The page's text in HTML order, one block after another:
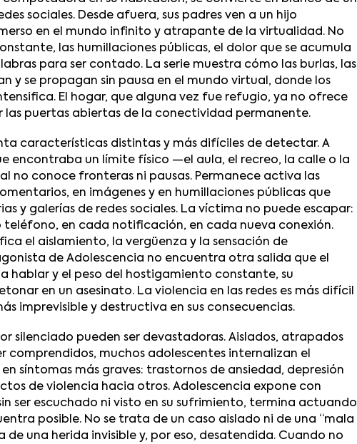
sociales. Desde afuera, sus padres ven a un hijo
en el mundo infinito y atrapante de la virtualidad. No
las humillaciones públicas, el dolor que se acumula
para ser contado. La serie muestra cómo las burlas, las
y se propagan sin pausa en el mundo virtual, donde los
El hogar, que alguna vez fue refugio, ya no ofrece
puertas abiertas de la conectividad permanente.
características distintas y más difíciles de detectar. A
encontraba un límite físico —el aula, el recreo, la calle o la
no conoce fronteras ni pausas. Permanece activa las
en imágenes y en humillaciones públicas que
y galerías de redes sociales. La víctima no puede escapar:
teléfono, en cada notificación, en cada nueva conexión.
el aislamiento, la vergüenza y la sensación de
de Adolescencia no encuentra otra salida que el
hablar y el peso del hostigamiento constante, su
en un asesinato. La violencia en las redes es más difícil
imprevisible y destructiva en sus consecuencias.
silenciado pueden ser devastadoras. Aislados, atrapados
comprendidos, muchos adolescentes internalizan el
síntomas más graves: trastornos de ansiedad, depresión
de violencia hacia otros. Adolescencia expone con
ser escuchado ni visto en su sufrimiento, termina actuando
posible. No se trata de un caso aislado ni de una “mala
de una herida invisible y, por eso, desatendida. Cuando no